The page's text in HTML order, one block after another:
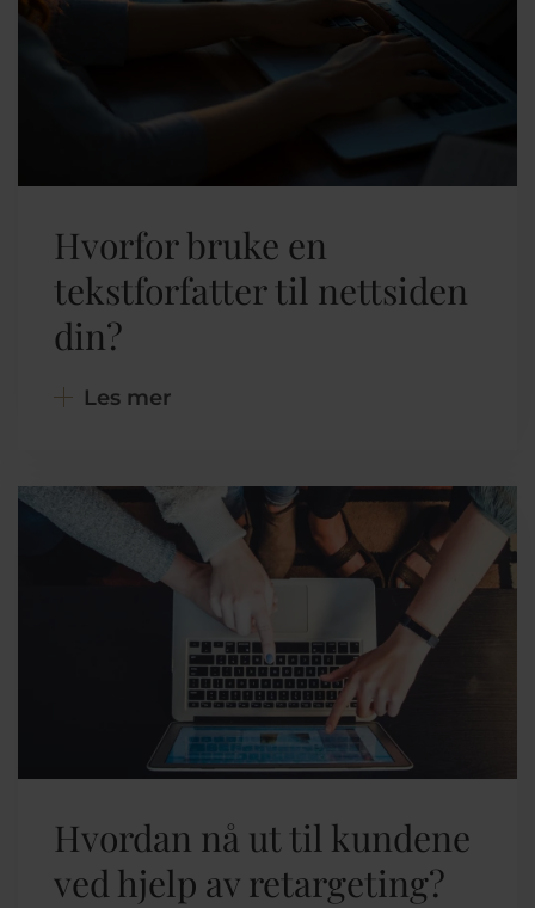
Hvorfor bruke en
tekstforfatter til nettsiden
din?
Les mer
Hvordan nå ut til kundene
ved hjelp av retargeting?